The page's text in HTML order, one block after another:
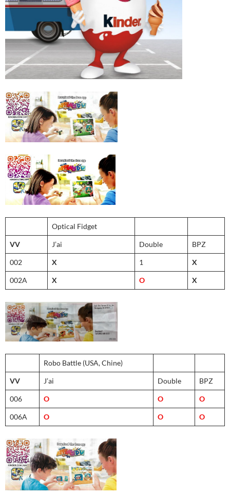
Optical Fidget
VV J’ai Double BPZ
002 X 1 X
002A X O X
Robo Battle (USA, Chine)
VV J’ai Double BPZ
006 O O O
006A O O O